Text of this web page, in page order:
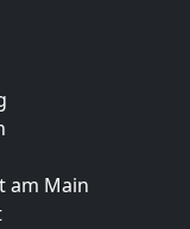
am Main